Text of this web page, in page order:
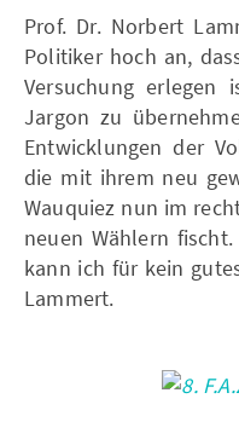
Prof. Dr. Norbert
Politiker hoch an,
Versuchung erlegen
Jargon zu
Entwicklungen der
die mit ihrem neu
Wauquiez nun im
neuen Wählern
kann ich für kein
Lammert.